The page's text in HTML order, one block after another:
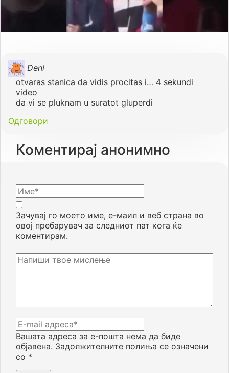
Deni
otvaras stanica da vidis procitas i… 4 sekundi
video
da vi se pluknam u suratot gluperdi
Одговори
Коментирај анонимно
Вашата адреса за е-пошта нема да биде
објавена. Задолжителните полиња се означени
со *
Зачувај го моето име, е-маил и веб страна во
овој пребарувач за следниот пат кога ќе
коментирам.